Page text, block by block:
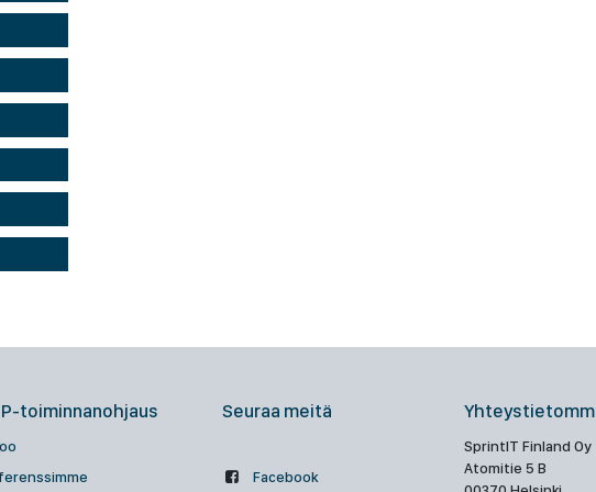
toiminnanohjaus Seuraa meitä
Facebook
SprintIT Finland Oy
Atomitie 5 B